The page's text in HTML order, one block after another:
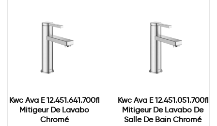
Kwc Ava E 12.451.641.700fl
Mitigeur De Lavabo
Chromé
Kwc Ava E 12.451.051.700fl
Mitigeur De Lavabo De
Salle De Bain Chromé